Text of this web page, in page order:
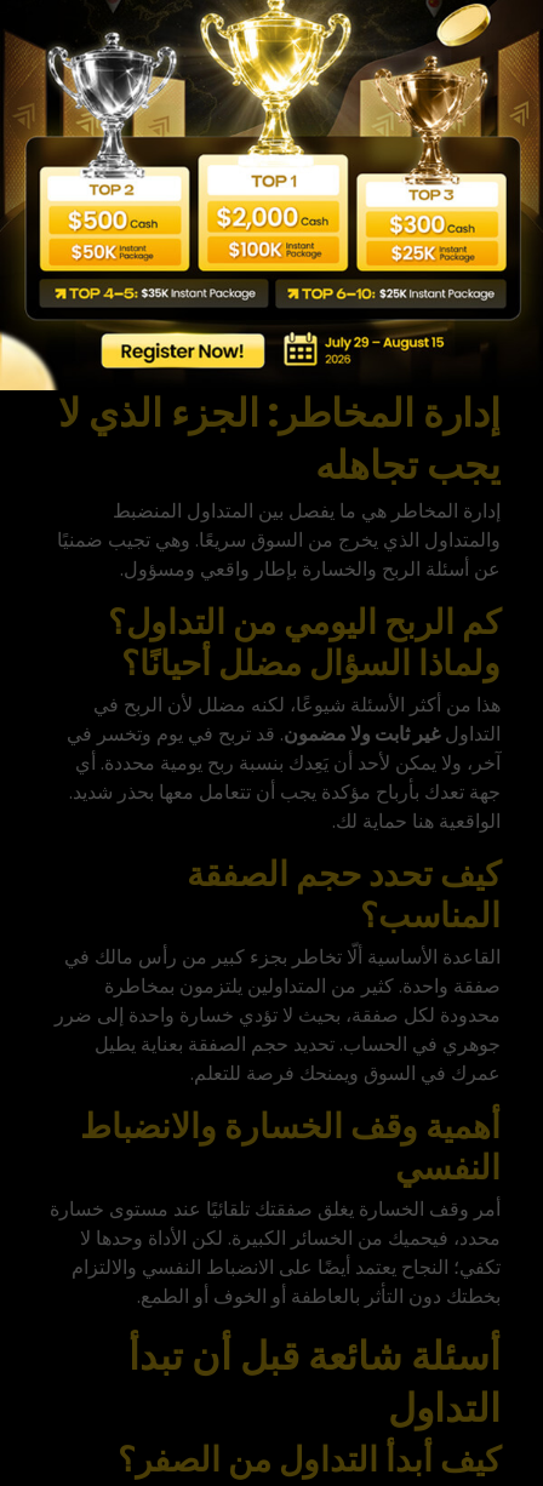
والسوق الذي تستهدفه. لمزيد من المحتوى التعليمي حول
الأسواق المالية يمكنك زيارةWeMasterTrade
.
مقارنة معايير اختيار شركة وساطة مالية موثوقة ومرخصة قبل بدء التداول
إدارة المخاطر: الجزء الذي لا
يجب تجاهله
إدارة المخاطر هي ما يفصل بين المتداول المنضبط
والمتداول الذي يخرج من السوق سريعًا. وهي تجيب ضمنيًا
عن أسئلة الربح والخسارة بإطار واقعي ومسؤول.
كم الربح اليومي من التداول؟
ولماذا السؤال مضلل أحيانًا؟
هذا من أكثر الأسئلة شيوعًا، لكنه مضلل لأن الربح في
التداولغير ثابت ولا مضمون. قد تربح في يوم وتخسر في
آخر، ولا يمكن لأحد أن يَعِدك بنسبة ربح يومية محددة. أي
جهة تعدك بأرباح مؤكدة يجب أن تتعامل معها بحذر شديد.
الواقعية هنا حماية لك.
كيف تحدد حجم الصفقة
المناسب؟
القاعدة الأساسية ألّا تخاطر بجزء كبير من رأس مالك في
صفقة واحدة. كثير من المتداولين يلتزمون بمخاطرة
محدودة لكل صفقة، بحيث لا تؤدي خسارة واحدة إلى ضرر
جوهري في الحساب. تحديد حجم الصفقة بعناية يطيل
عمرك في السوق ويمنحك فرصة للتعلم.
أهمية وقف الخسارة والانضباط
النفسي
أمر وقف الخسارة يغلق صفقتك تلقائيًا عند مستوى خسارة
محدد، فيحميك من الخسائر الكبيرة. لكن الأداة وحدها لا
تكفي؛ النجاح يعتمد أيضًا على الانضباط النفسي والالتزام
بخطتك دون التأثر بالعاطفة أو الخوف أو الطمع.
أسئلة شائعة قبل أن تبدأ
التداول
كيف أبدأ التداول من الصفر؟